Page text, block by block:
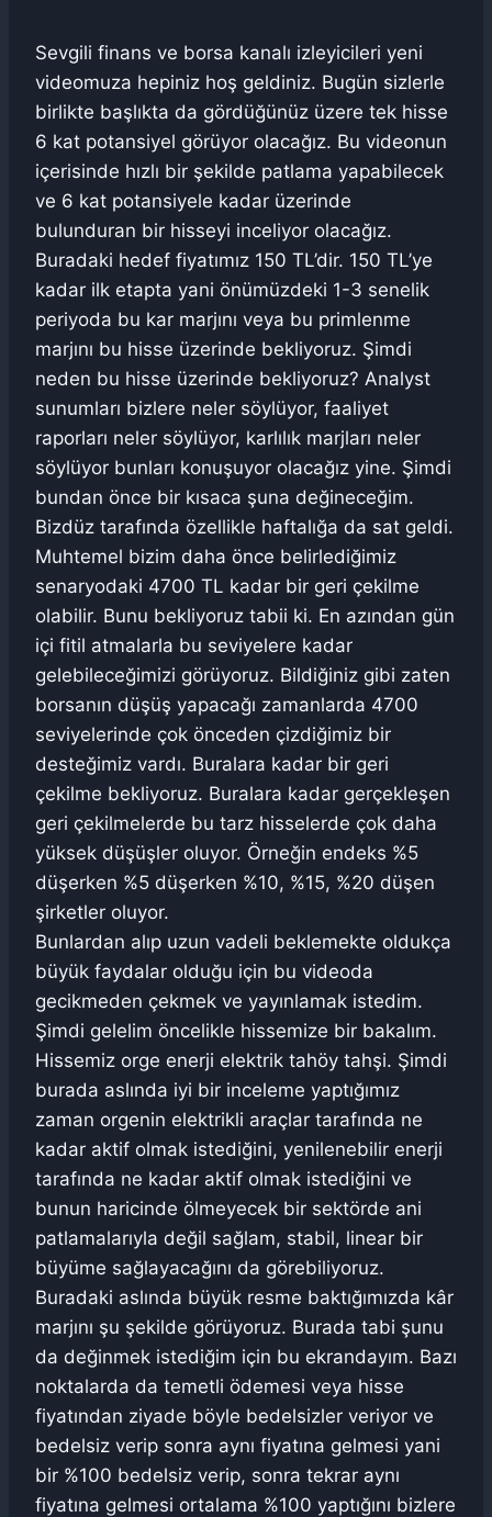
Sevgili finans ve borsa kanalı izleyicileri yeni
videomuza hepiniz hoş geldiniz. Bugün sizlerle
birlikte başlıkta da gördüğünüz üzere tek hisse
6 kat potansiyel görüyor olacağız. Bu videonun
içerisinde hızlı bir şekilde patlama yapabilecek
ve 6 kat potansiyele kadar üzerinde
bulunduran bir hisseyi inceliyor olacağız.
Buradaki hedef fiyatımız 150 TL’dir. 150 TL’ye
kadar ilk etapta yani önümüzdeki 1-3 senelik
periyoda bu kar marjını veya bu primlenme
marjını bu hisse üzerinde bekliyoruz. Şimdi
neden bu hisse üzerinde bekliyoruz? Analyst
sunumları bizlere neler söylüyor, faaliyet
raporları neler söylüyor, karlılık marjları neler
söylüyor bunları konuşuyor olacağız yine. Şimdi
bundan önce bir kısaca şuna değineceğim.
Bizdüz tarafında özellikle haftalığa da sat geldi.
Muhtemel bizim daha önce belirlediğimiz
senaryodaki 4700 TL kadar bir geri çekilme
olabilir. Bunu bekliyoruz tabii ki. En azından gün
içi fitil atmalarla bu seviyelere kadar
gelebileceğimizi görüyoruz. Bildiğiniz gibi zaten
borsanın düşüş yapacağı zamanlarda 4700
seviyelerinde çok önceden çizdiğimiz bir
desteğimiz vardı. Buralara kadar bir geri
çekilme bekliyoruz. Buralara kadar gerçekleşen
geri çekilmelerde bu tarz hisselerde çok daha
yüksek düşüşler oluyor. Örneğin endeks %5
düşerken %5 düşerken %10, %15, %20 düşen
şirketler oluyor.
Bunlardan alıp uzun vadeli beklemekte oldukça
büyük faydalar olduğu için bu videoda
gecikmeden çekmek ve yayınlamak istedim.
Şimdi gelelim öncelikle hissemize bir bakalım.
Hissemiz orge enerji elektrik tahöy tahşi. Şimdi
burada aslında iyi bir inceleme yaptığımız
zaman orgenin elektrikli araçlar tarafında ne
kadar aktif olmak istediğini, yenilenebilir enerji
tarafında ne kadar aktif olmak istediğini ve
bunun haricinde ölmeyecek bir sektörde ani
patlamalarıyla değil sağlam, stabil, linear bir
büyüme sağlayacağını da görebiliyoruz.
Buradaki aslında büyük resme baktığımızda kâr
marjını şu şekilde görüyoruz. Burada tabi şunu
da değinmek istediğim için bu ekrandayım. Bazı
noktalarda da temetli ödemesi veya hisse
fiyatından ziyade böyle bedelsizler veriyor ve
bedelsiz verip sonra aynı fiyatına gelmesi yani
bir %100 bedelsiz verip, sonra tekrar aynı
fiyatına gelmesi ortalama %100 yaptığını bizlere